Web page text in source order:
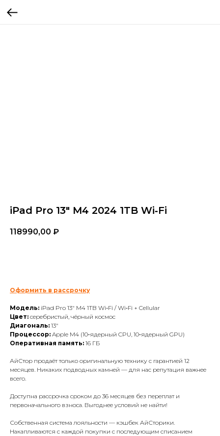
iPad Pro 13" M4 2024 1TB Wi‑Fi
118990,00 ₽
Оформить в рассрочку
Модель: iPad Pro 13" M4 1TB Wi‑Fi / Wi‑Fi + Cellular
Цвет: серебристый, чёрный космос
Диагональ: 13"
Процессор: Apple M4 (10‑ядерный CPU, 10‑ядерный GPU)
Оперативная память: 16 ГБ
АйСтор продаёт только оригинальную технику с гарантией 12
месяцев. Никаких подводных камней — для нас репутация важнее
всего.
Доступна рассрочка сроком до 36 месяцев без переплат и
первоначального взноса. Выгоднее условий не найти!
Собственная система лояльности — кэшбек АйСторики.
Накапливаются с каждой покупки с последующим списанием